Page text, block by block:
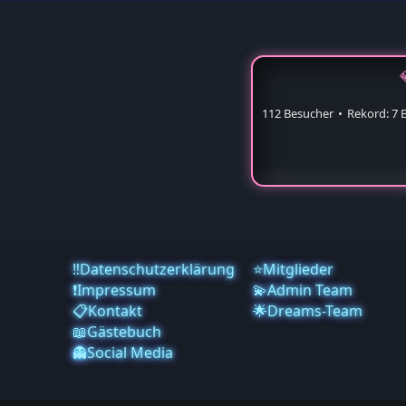
112 Besucher Rekord: 7
‼️Datenschutzerklärung
❗️Impressum
📋Kontakt
📖Gästebuch
👻Social Media
⭐Mitglieder
💫Admin Team
🌟Dreams-Team